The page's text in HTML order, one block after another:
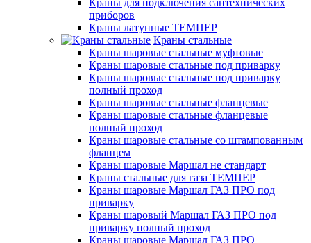
приборов
Краны латунные ТЕМПЕР
Краны стальные
Краны шаровые стальные муфтовые
Краны шаровые стальные под приварку
Краны шаровые стальные под приварку
полный проход
Краны шаровые стальные фланцевые
Краны шаровые стальные фланцевые
полный проход
Краны шаровые стальные со штампованным
фланцем
Краны шаровые Маршал не стандарт
Краны стальные для газа ТЕМПЕР
Краны шаровые Маршал ГАЗ ПРО под
приварку
Краны шаровый Маршал ГАЗ ПРО под
приварку полный проход
Краны шаровые Маршал ГАЗ ПРО